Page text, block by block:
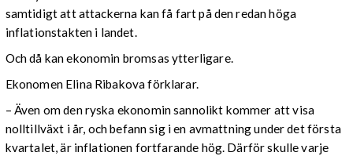
samtidigt att attackerna kan få fart på den redan höga
inflationstakten i landet.
Och då kan ekonomin bromsas ytterligare.
Ekonomen Elina Ribakova förklarar.
– Även om den ryska ekonomin sannolikt kommer att visa
nolltillväxt i år, och befann sig i en avmattning under det första
kvartalet, är inflationen fortfarande hög. Därför skulle varje